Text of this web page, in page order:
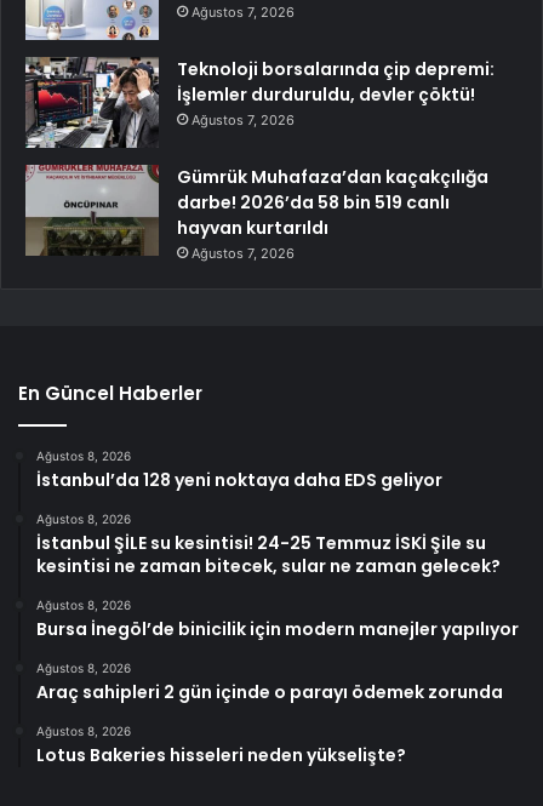
Ağustos 7, 2026
Teknoloji borsalarında çip depremi:
İşlemler durduruldu, devler çöktü!
Ağustos 7, 2026
Gümrük Muhafaza’dan kaçakçılığa
darbe! 2026’da 58 bin 519 canlı
hayvan kurtarıldı
Ağustos 7, 2026
En Güncel Haberler
Ağustos 8, 2026
İstanbul’da 128 yeni noktaya daha EDS geliyor
Ağustos 8, 2026
İstanbul ŞİLE su kesintisi! 24-25 Temmuz İSKİ Şile su
kesintisi ne zaman bitecek, sular ne zaman gelecek?
Ağustos 8, 2026
Bursa İnegöl’de binicilik için modern manejler yapılıyor
Ağustos 8, 2026
Araç sahipleri 2 gün içinde o parayı ödemek zorunda
Ağustos 8, 2026
Lotus Bakeries hisseleri neden yükselişte?